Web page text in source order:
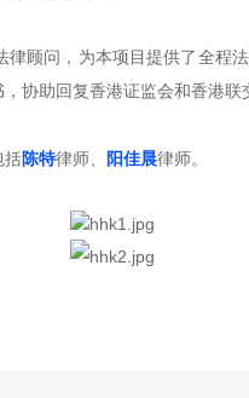
顾问，为本项目提供了全程
协助回复香港证监会和香港联
括陈特律师、 阳佳晨律师。